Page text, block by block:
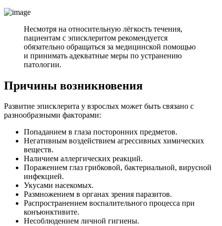
Несмотря на относительную лёгкость течения,
пациентам с эписклеритом рекомендуется
обязательно обращаться за медицинской помощью
и принимать адекватные меры по устранению
патологии.
Причины возникновения
Развитие эписклерита у взрослых может быть связано с
разнообразными факторами:
Попаданием в глаза посторонних предметов.
Негативным воздействием агрессивных химических
веществ.
Наличием аллергических реакций.
Поражением глаз грибковой, бактериальной, вирусной
инфекцией.
Укусами насекомых.
Размножением в органах зрения паразитов.
Распространением воспалительного процесса при
конъюнктивите.
Несоблюдением личной гигиены.